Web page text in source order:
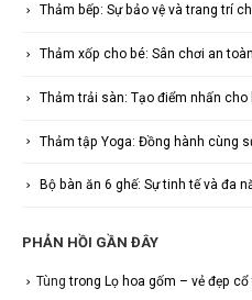
Thảm bếp: Sự bảo vệ và trang trí
Thảm xốp cho bé: Sân chơi an
Thảm trải sàn: Tạo điểm nhấn
Thảm tập Yoga: Đồng hành cùng
Bộ bàn ăn 6 ghế: Sự tinh tế và đa
PHẢN HỒI GẦN ĐÂY
Tùng trong Lọ hoa gốm – vẻ đẹp cổ